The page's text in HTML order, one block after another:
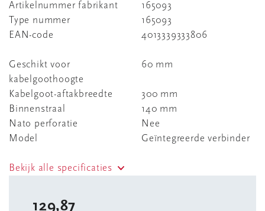
Artikelnummer fabrikant
165093
Type nummer
165093
EAN-code
4013339333806
Geschikt voor
kabelgoothoogte
60 mm
Kabelgoot-aftakbreedte
300 mm
Binnenstraal
140 mm
Nato perforatie
Nee
Model
Geïntegreerde verbinder
Bekijk alle specificaties
129,87